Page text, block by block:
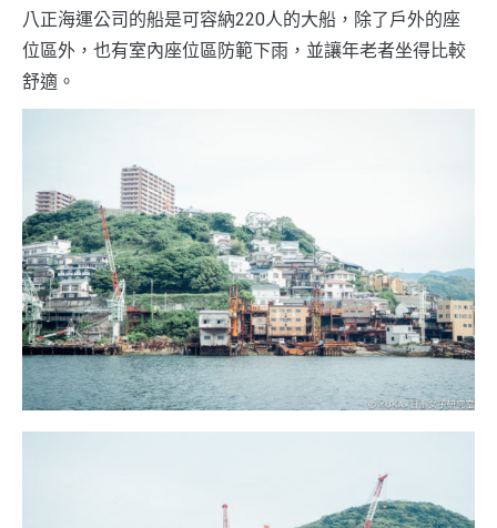
八正海運公司的船是可容納220人的大船，除了戶外的座
位區外，也有室內座位區防範下雨，並讓年老者坐得比較
舒適。